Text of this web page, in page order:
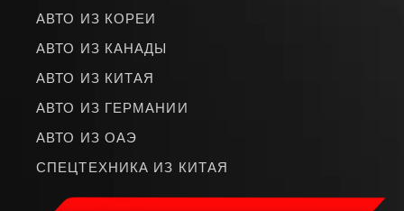
АВТО ИЗ КОРЕИ
АВТО ИЗ КАНАДЫ
АВТО ИЗ КИТАЯ
АВТО ИЗ ГЕРМАНИИ
АВТО ИЗ ОАЭ
СПЕЦТЕХНИКА ИЗ КИТАЯ